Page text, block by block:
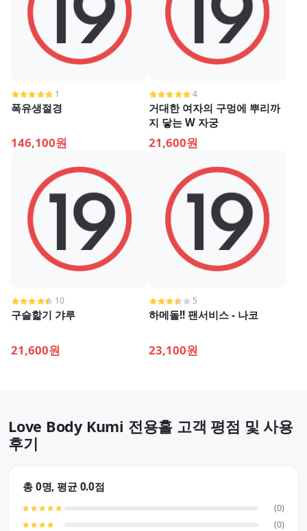
1
폭유생절경
146,100원
4
거대한 여자의 구멍에 뿌리까
지 닿는 W 자궁
21,600원
10
구슬핥기 갸루
21,600원
5
하메돌!! 팬서비스 - 나코
23,100원
Love Body Kumi 전용홀 고객 평점 및 사용
후기
총 0명, 평균 0.0점
(0)
(0)